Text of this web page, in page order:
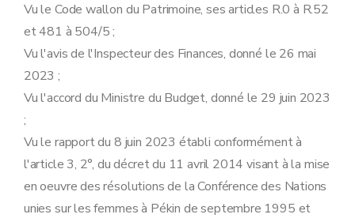
Vu le Code wallon du Patrimoine, ses articles R.0 à R.52
et 481 à 504/5 ;
Vu l'avis de l'Inspecteur des Finances, donné le 26 mai
2023 ;
Vu l'accord du Ministre du Budget, donné le 29 juin 2023
;
Vu le rapport du 8 juin 2023 établi conformément à
l'article 3, 2°, du décret du 11 avril 2014 visant à la mise
en oeuvre des résolutions de la Conférence des Nations
unies sur les femmes à Pékin de septembre 1995 et